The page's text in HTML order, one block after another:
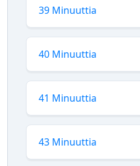
39 Minuuttia
40 Minuuttia
41 Minuuttia
43 Minuuttia